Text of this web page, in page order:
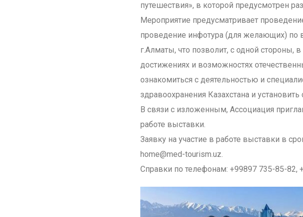
путешествия», в которой предусмотрен
Мероприятие предусматривает
проведение инфотура (для желающих)
г.Алматы, что позволит, с одной
достижениях и возможностях
ознакомиться с деятельностью и
здравоохранения Казахстана и
В связи с изложенным, Ассоциация
работе выставки.
Заявку на участие в работе выставки в
home@med-tourism.uz.
Справки по телефонам: +99897 735-85-82,